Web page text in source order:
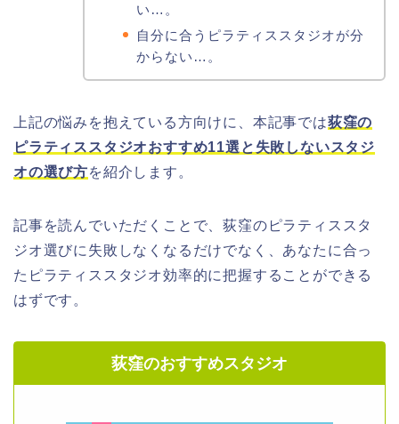
い…。
自分に合うピラティススタジオが分
からない…。
上記の悩みを抱えている方向けに、本記事では荻窪の
ピラティススタジオおすすめ11選と失敗しないスタジ
オの選び方を紹介します。
記事を読んでいただくことで、荻窪のピラティススタ
ジオ選びに失敗しなくなるだけでなく、あなたに合っ
たピラティススタジオ効率的に把握することができる
はずです。
荻窪のおすすめスタジオ